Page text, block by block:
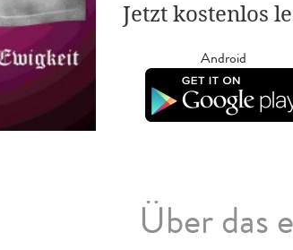
Jetzt kostenlos
Android
Über das